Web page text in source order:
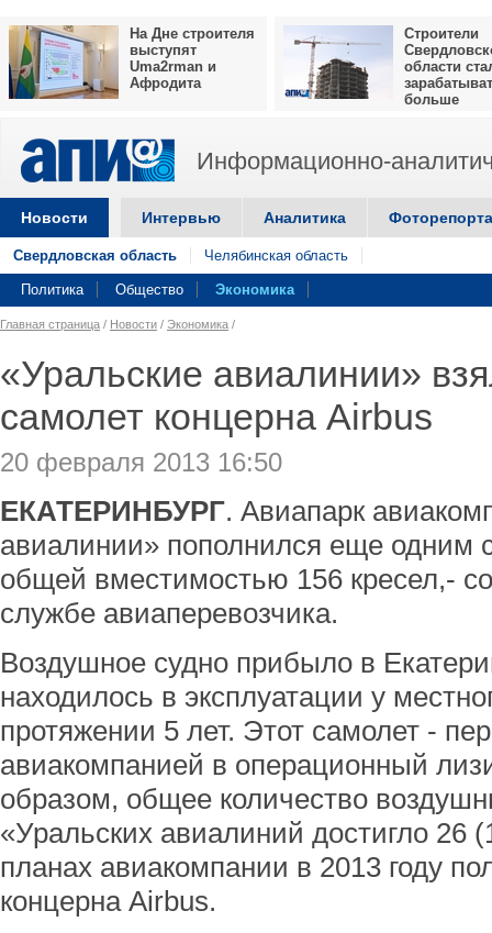
На Дне строителя
выступят
Uma2rman и
Афродита
Строители
области
больше
Информационно-
Новости Интервью Аналитика
Свердловская область Челябинская область
Политика Общество Экономика
Главная страница / Новости / Экономика /
«Уральские авиалинии»
самолет концерна Airbus
20 февраля 2013 16:50
ЕКАТЕРИНБУРГ. Авиапарк
авиалинии» пополнился еще одним
общей вместимостью 156 кресел,-
службе авиаперевозчика.
Воздушное судно прибыло в
находилось в эксплуатации у
протяжении 5 лет. Этот самолет -
авиакомпанией в операционный
образом, общее количество
«Уральских авиалиний достигло 26
планах авиакомпании в 2013 году
концерна Airbus.